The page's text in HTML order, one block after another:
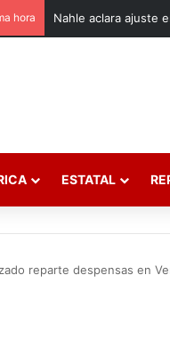
hora
ESTATAL
reparte despensas en